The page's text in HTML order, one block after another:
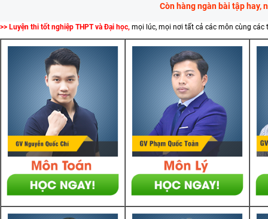
Còn hàng ngàn bài tập hay,
>> Luyện thi tốt nghiệp THPT và Đại học, mọi lúc, mọi nơi tất cả các môn cùng các